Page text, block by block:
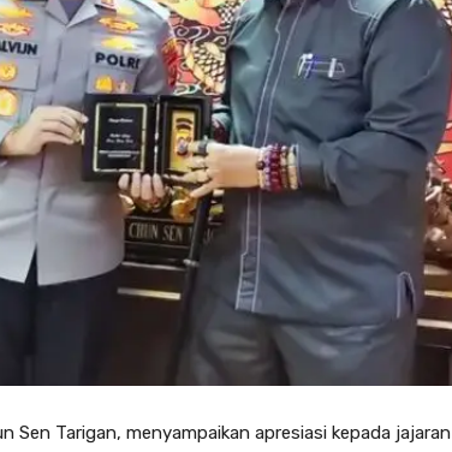
Sen Tarigan, menyampaikan apresiasi kepada jajaran